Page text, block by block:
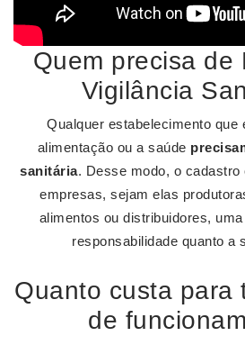
Quem precisa de
Vigilância
Qualquer estabelecimento que
alimentação ou a saúde
sanitária. Desse modo, o cadastro
empresas, sejam elas
alimentos ou distribuidores,
responsabilidade quanto a
Quanto custa para
de